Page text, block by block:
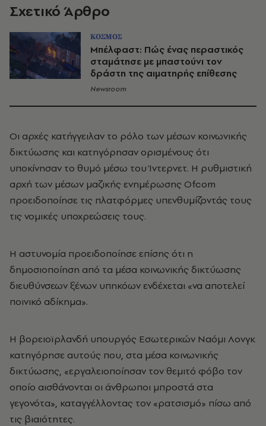
Σχετικό Άρθρο
ΚΟΣΜΟΣ
Μπέλφαστ: Πώς ένας περαστικός
σταμάτησε με μπαστούνι τον
δράστη της αιματηρής επίθεσης
Newsroom
Οι αρχές κατήγγειλαν το ρόλο των μέσων κοινωνικής
δικτύωσης και κατηγόρησαν ορισμένους ότι
υποκίνησαν το θυμό μέσω του Ίντερνετ. Η ρυθμιστική
αρχή των μέσων μαζικής ενημέρωσης Ofcom
προειδοποίησε τις πλατφόρμες υπενθυμίζοντάς τους
τις νομικές υποχρεώσεις τους.
Η αστυνομία προειδοποίησε επίσης ότι η
δημοσιοποίηση από τα μέσα κοινωνικής δικτύωσης
διευθύνσεων ξένων υπηκόων ενδέχεται «να αποτελεί
ποινικό αδίκημα».
Η βορειοϊρλανδή υπουργός Εσωτερικών Ναόμι Λονγκ
κατηγόρησε αυτούς που, στα μέσα κοινωνικής
δικτύωσης, «εργαλειοποίησαν τον θεμιτό φόβο τον
οποίο αισθάνονται οι άνθρωποι μπροστά στα
γεγονότα», καταγγέλλοντας τον «ρατσισμό» πίσω από
τις βιαιότητες.